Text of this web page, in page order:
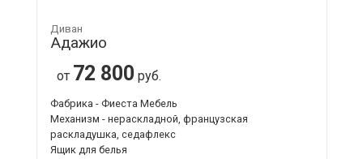
Диван
Адажио
от 72 800 руб.
Фабрика - Фиеста Мебель
Механизм - нераскладной, французская
раскладушка, седафлекс
Ящик для белья